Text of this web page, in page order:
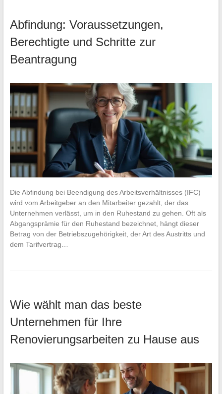
Abfindung: Voraussetzungen,
Berechtigte und Schritte zur
Beantragung
Die Abfindung bei Beendigung des Arbeitsverhältnisses (IFC)
wird vom Arbeitgeber an den Mitarbeiter gezahlt, der das
Unternehmen verlässt, um in den Ruhestand zu gehen. Oft als
Abgangsprämie für den Ruhestand bezeichnet, hängt dieser
Betrag von der Betriebszugehörigkeit, der Art des Austritts und
dem Tarifvertrag…
Wie wählt man das beste
Unternehmen für Ihre
Renovierungsarbeiten zu Hause aus